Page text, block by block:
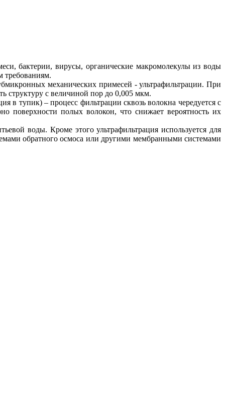
бактерии, вирусы, органические макромолекулы из воды
требованиям.
механических примесей - ультрафильтрации. При
структуру с величиной пор до 0,005 мкм.
в тупик) – процесс фильтрации сквозь волокна чередуется с
поверхности полых волокон, что снижает вероятность их
воды. Кроме этого ультрафильтрация используется для
обратного осмоса или другими мембранными системами